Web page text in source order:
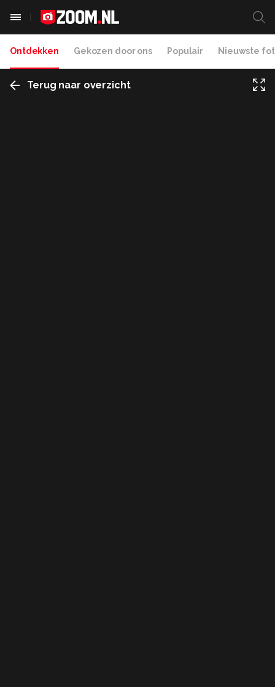
Ontdekken Gekozen door ons Populair Nieuwste
Terug naar overzicht